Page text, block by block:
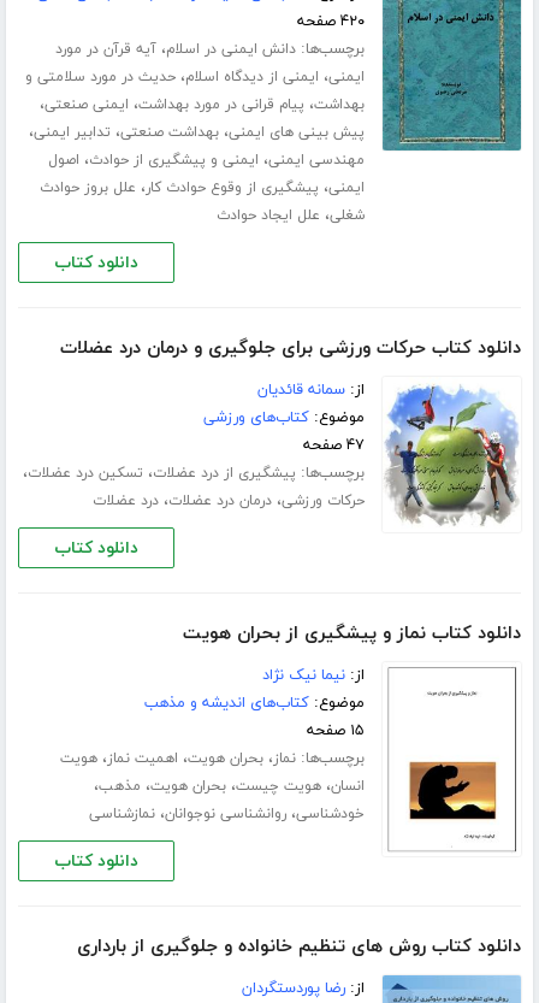
۴۲۰ صفحه
برچسب‌ها:دانش ایمنی در اسلام،آیه قرآن در مورد
ایمنی، ایمنی از دیدگاه اسلام،حدیث در مورد سلامتی و
بهداشت، پیام قرانی در مورد بهداشت، ایمنی صنعتی،
پیش بینی های ایمنی،بهداشت صنعتی، تدابیر ایمنی،
مهندسی ایمنی، ایمنی و پیشگیری از حوادث، اصول
ایمنی، پیشگیری از وقوع حوادث کار، علل بروز حوادث
شغلی، علل ایجاد حوادث
دانلود کتاب
دانلود کتاب حرکات ورزشی برای جلوگیری و درمان درد عضلات
از:سمانه قائدیان
موضوع:کتاب‌های ورزشی
۴۷ صفحه
برچسب‌ها: پیشگیری از درد عضلات، تسکین درد عضلات،
حرکات ورزشی،درمان درد عضلات،درد عضلات
دانلود کتاب
دانلود کتاب نماز و پیشگیری از بحران هویت
از:نیما نیک نژاد
موضوع:کتاب‌های اندیشه و مذهب
۱۵ صفحه
برچسب‌ها:نماز،بحران هویت، اهمیت نماز،هویت
انسان،هویت چیست،بحران هویت، مذهب،
خودشناسی،روانشناسی نوجوانان،نمازشناسی
دانلود کتاب
دانلود کتاب روش های تنظیم خانواده و جلوگیری از بارداری
از:رضا پوردستگردان